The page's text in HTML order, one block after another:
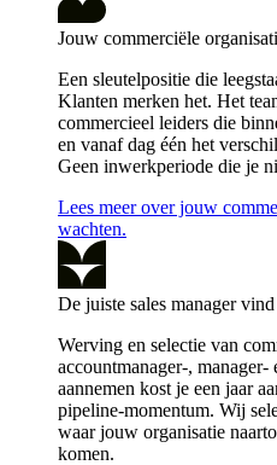
Jouw commerciële
Een sleutelpositie die
Klanten merken het. Het
commercieel leiders die
en vanaf dag één het
Geen inwerkperiode die je
Lees meer over jouw
wachten.
De juiste sales manager
Werving en selectie van
accountmanager-,
aannemen kost je een jaar
pipeline-momentum. Wij
waar jouw organisatie
komen.